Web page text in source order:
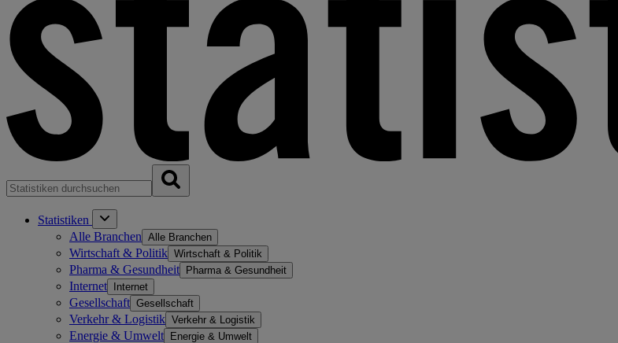
Statistiken
Alle Branchen Alle Branchen
Wirtschaft & Politik Wirtschaft & Politik
Pharma & Gesundheit Pharma & Gesundheit
Internet Internet
Gesellschaft Gesellschaft
Verkehr & Logistik Verkehr & Logistik
Energie & Umwelt Energie & Umwelt